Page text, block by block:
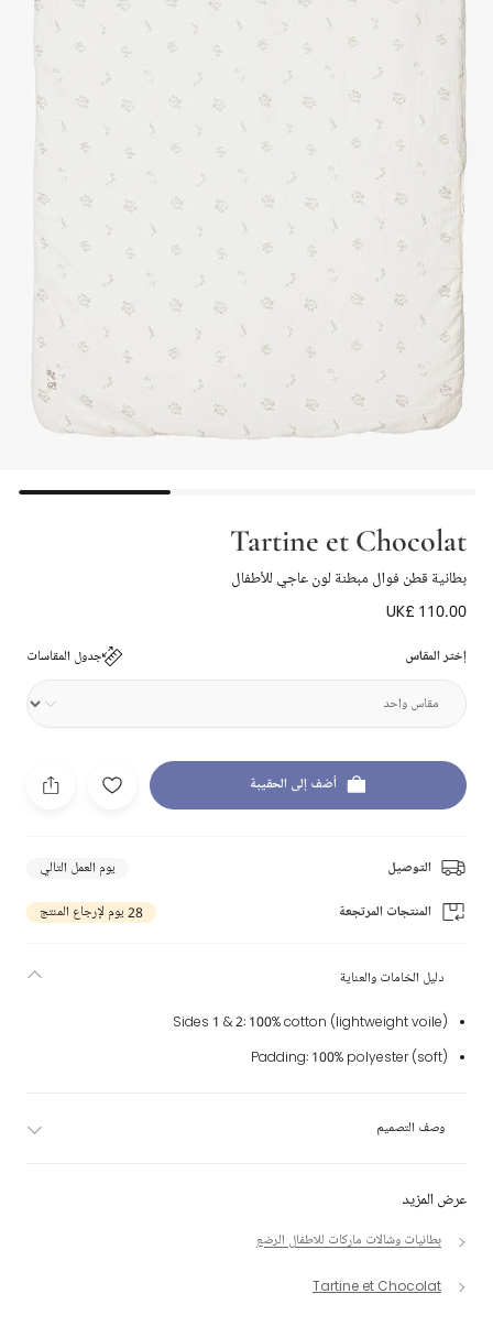
Tartine et Chocolat
بطانية قطن فوال مبطنة لون عاجي للأطفال
UK£ 110.00
إختر المقاس جدول المقاسات
أضف إلى الحقيبة
التوصيل يوم العمل التالي
المنتجات المرتجعة 28 يوم لإرجاع المنتج
عرض المزيد
بطانيات وشالات ماركات للاطفال الرضع
Tartine et Chocolat
دليل الخامات والعناية
Sides 1 & 2: 100% cotton (lightweight voile)
Padding: 100% polyester (soft)
وصف التصميم